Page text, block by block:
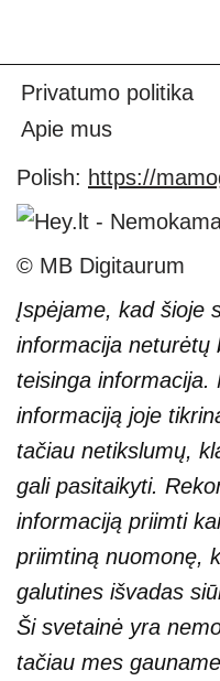
Privatumo politika
Apie mus
Polish: https://
© MB Digitaurum
Įspėjame, kad šioje
informacija neturėtų
teisinga
informaciją joje
tačiau netikslumų,
gali pasitaikyti.
informaciją priimti
priimtiną nuomonę,
galutines išvadas
Ši svetainė yra
tačiau mes